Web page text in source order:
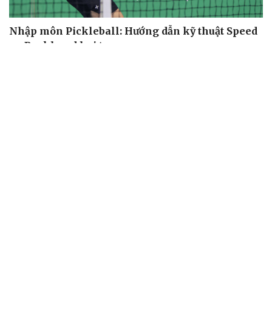
Nhập môn Pickleball: Hướng dẫn kỹ thuật Speed
up Backhand hai tay